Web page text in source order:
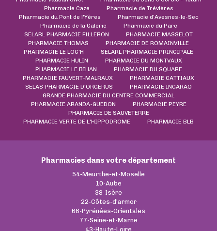
Pharmacie Caze
Pharmacie de Trévières
Pharmacie du Pont de l'Yères
Pharmacie d’Avesnes-le-Sec
Pharmacie de la Galerie
Pharmacie du Parc
SELARL PHARMACIE FILLERON
PHARMACIE MASSELOT
PHARMACIE THOMAS
PHARMACIE DE ROMAINVILLE
PHARMACIE LE LOC'H
SELARL PHARMACIE PRINCIPALE
PHARMACIE HULIN
PHARMACIE DU MONTVAUX
PHARMACIE LE BIHAN
PHARMACIE DU SQUARE
PHARMACIE FAUVERT-MALRAUX
PHARMACIE CATTIAUX
SELAS PHARMACIE D'ORGERUS
PHARMACIE INGARAO
GRANDE PHARMACIE DU CENTRE COMMERCIAL
PHARMACIE ARANDA-GUEDON
PHARMACIE PEYRE
PHARMACIE DE SAUVETERRE
PHARMACIE VERTE DE L'HIPPODROME
PHARMACIE BLB
Pharmacies dans votre département
54-Meurthe-et-Moselle
10-Aube
38-Isère
22-Côtes-d'armor
66-Pyrénées-Orientales
77-Seine-et-Marne
43-Haute-Loire